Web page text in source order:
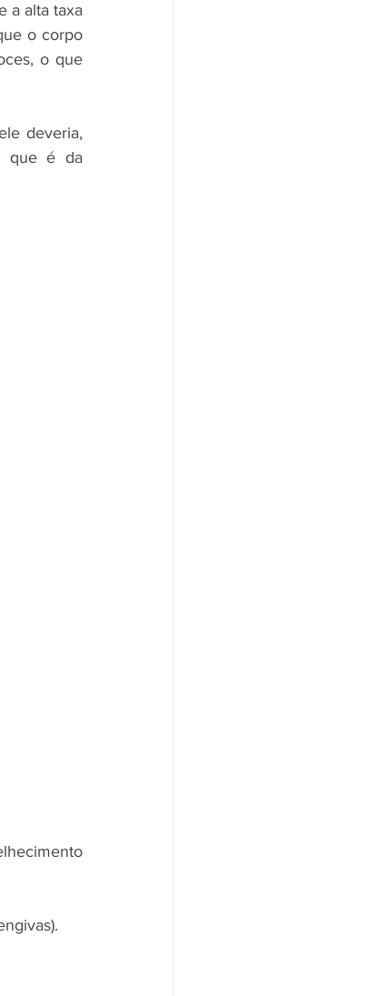
a alta taxa
o corpo
o que
deveria,
que é da